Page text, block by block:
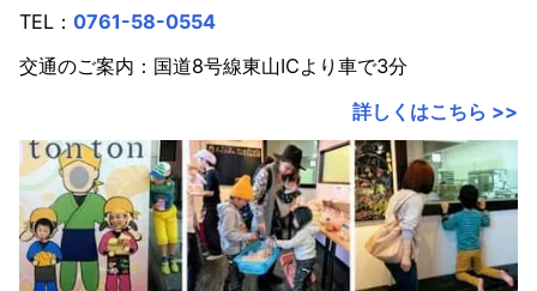
2019年
2018年
2016年
2015年
2014年
TEL： 0761-58-0554
交通のご案内：国道8号線東山ICより車で3分
詳しくはこちら >>